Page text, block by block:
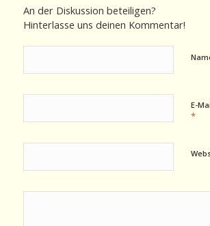
An der Diskussion beteiligen?
Hinterlasse uns deinen Kommentar!
E-
*